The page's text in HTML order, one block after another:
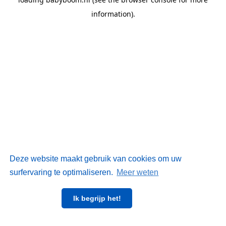
Deze website maakt gebruik van cookies om uw
surfervaring te optimaliseren. Meer weten
Ik begrijp het!
information).